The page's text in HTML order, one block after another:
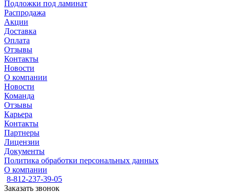
Подложки под ламинат
Распродажа
Акции
Доставка
Оплата
Отзывы
Контакты
Новости
О компании
Новости
Команда
Отзывы
Карьера
Контакты
Партнеры
Лицензии
Документы
Политика обработки персональных данных
О компании
8-812-237-39-05
Заказать звонок